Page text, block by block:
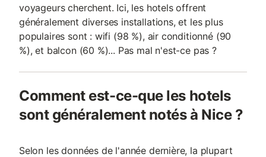
voyageurs cherchent. Ici, les hotels offrent
généralement diverses installations, et les plus
populaires sont : wifi (98 %), air conditionné (90
%), et balcon (60 %)... Pas mal n'est-ce pas ?
Comment est-ce-que les hotels
sont généralement notés à Nice ?
Selon les données de l'année dernière, la plupart